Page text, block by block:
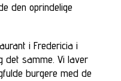
den oprindelige
i Fredericia i
det samme. Vi laver
burgere med de